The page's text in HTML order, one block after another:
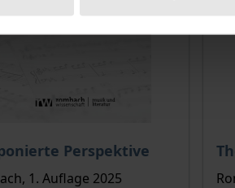
Perspektive
dieses Titels richtet sich nach
1. Auflage 2025